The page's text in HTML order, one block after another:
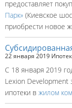
предоставляет
Парк» (Киевское
приобрести новое
22 января 2019
С 18 января 2019
Lexion Development
ипотеки в жилом